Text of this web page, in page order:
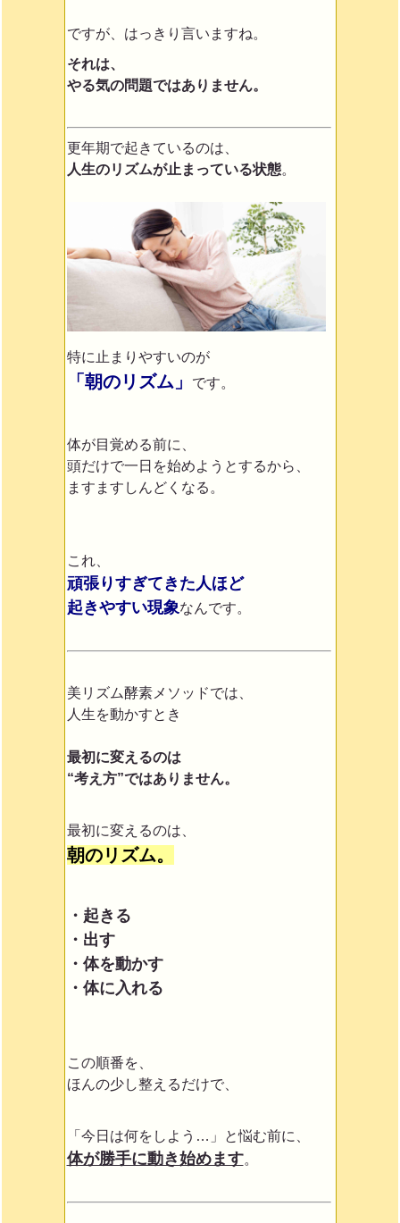
ですが、はっきり言いますね。
それは、
やる気の問題ではありません。
更年期で起きているのは、
人生のリズムが止まっている状態。
特に止まりやすいのが
「朝のリズム」 です。
体が目覚める前に、
頭だけで一日を始めようとするから、
ますますしんどくなる。
これ、
頑張りすぎてきた人ほど
起きやすい現象なんです。
美リズム酵素メソッドでは、
人生を動かすとき
最初に変えるのは
“考え方”ではありません。
最初に変えるのは、
朝のリズム。
・起きる
・出す
・体を動かす
・体に入れる
この順番を、
ほんの少し整えるだけで、
「今日は何をしよう…」と悩む前に、
体が勝手に動き始めます。